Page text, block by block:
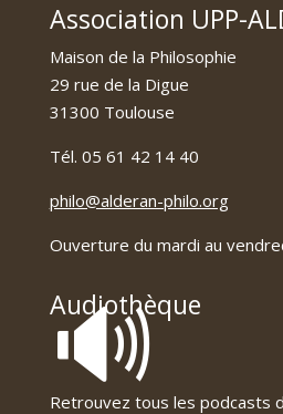
Association UPP-
Maison de la Philosophie
29 rue de la Digue
31300 Toulouse
Tél. 05 61 42 14 40
philo@alderan-philo.org
Ouverture du mardi au
Audiothèque
🔊
Retrouvez tous les podcasts